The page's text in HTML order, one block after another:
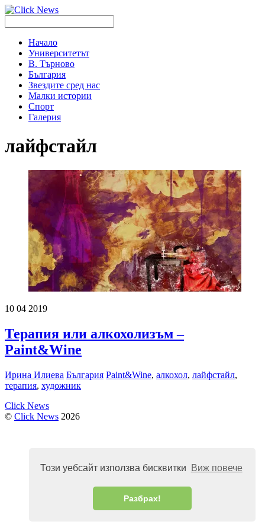
Този уебсайт използва бисквитки Виж повече
Разбрах!
Начало
Университетът
В. Търново
България
Звездите сред нас
Малки истории
Спорт
Галерия
лайфстайл
10 04 2019
Терапия или алкохолизъм –
Paint&Wine
Ирина Илиева България Paint&Wine, алкохол, лайфстайл,
терапия, художник
Click News
© Click News 2026